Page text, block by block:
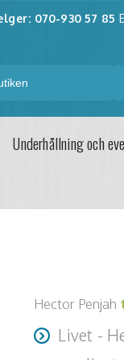
070-930 57 85
Underhållning och
Hector Penjah
Livet -